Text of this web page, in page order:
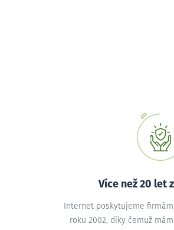
Více než 20 let
Internet poskytujeme
roku 2002, díky čemuž